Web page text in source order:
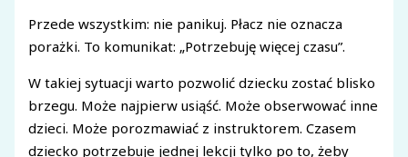
Przede wszystkim: nie panikuj. Płacz nie oznacza
porażki. To komunikat: „Potrzebuję więcej czasu”.
W takiej sytuacji warto pozwolić dziecku zostać blisko
brzegu. Może najpierw usiąść. Może obserwować inne
dzieci. Może porozmawiać z instruktorem. Czasem
dziecko potrzebuje jednej lekcji tylko po to, żeby